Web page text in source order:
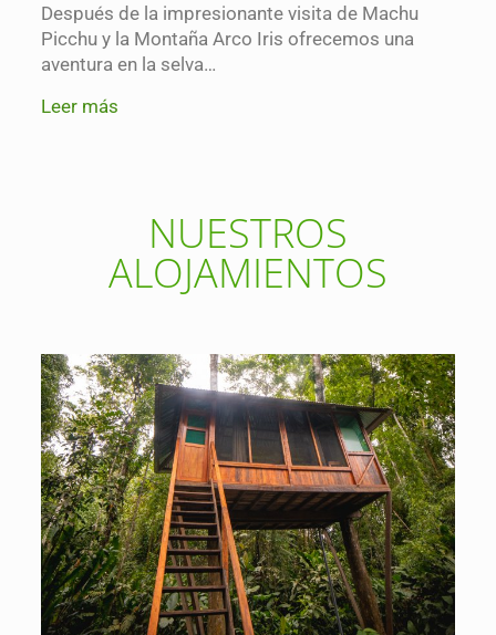
Después de la impresionante visita de Machu
Picchu y la Montaña Arco Iris ofrecemos una
aventura en la selva…
Leer más
NUESTROS
ALOJAMIENTOS